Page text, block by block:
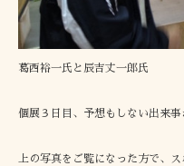
葛西裕一氏と辰吉丈一郎氏
個展３日目、予想もしない出来事
上の写真をご覧になった方で、